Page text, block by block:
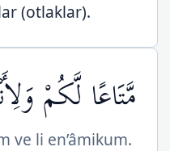
(otlaklar).
مَّتَاعًا لَّكُمْ
ve li en’âmikum.